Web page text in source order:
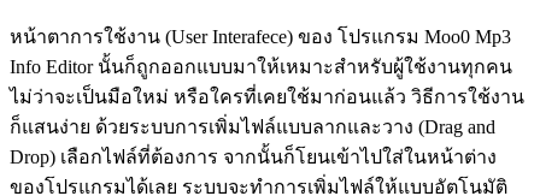
หน้าตาการใช้งาน (User Interafece) ของ โปรแกรม Moo0 Mp3
Info Editor นั้นก็ถูกออกแบบมาให้เหมาะสำหรับผู้ใช้งานทุกคน
ไม่ว่าจะเป็นมือใหม่ หรือใครที่เคยใช้มาก่อนแล้ว วิธีการใช้งาน
ก็แสนง่าย ด้วยระบบการเพิ่มไฟล์แบบลากและวาง (Drag and
Drop) เลือกไฟล์ที่ต้องการ จากนั้นก็โยนเข้าไปใส่ในหน้าต่าง
ของโปรแกรมได้เลย ระบบจะทำการเพิ่มไฟล์ให้แบบอัตโนมัติ